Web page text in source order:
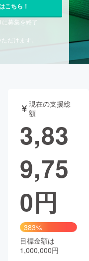
yaコミュニティ
こちら！
募集を終了
だけます。
現在の支援総
額
3,83
9,75
0円
383%
目標金額は
1,000,000円